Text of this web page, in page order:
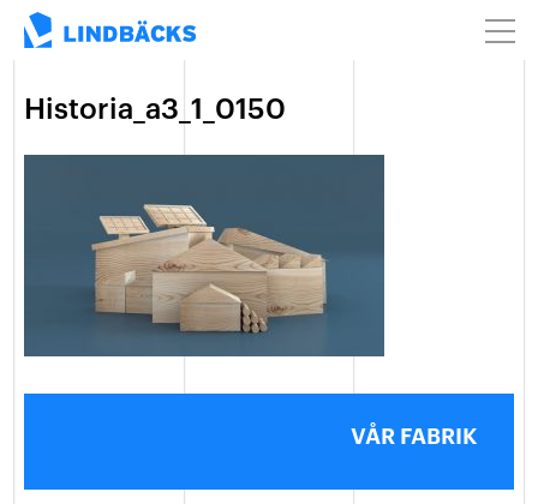
VÅR FABRIK
Historia_a3_1_0150